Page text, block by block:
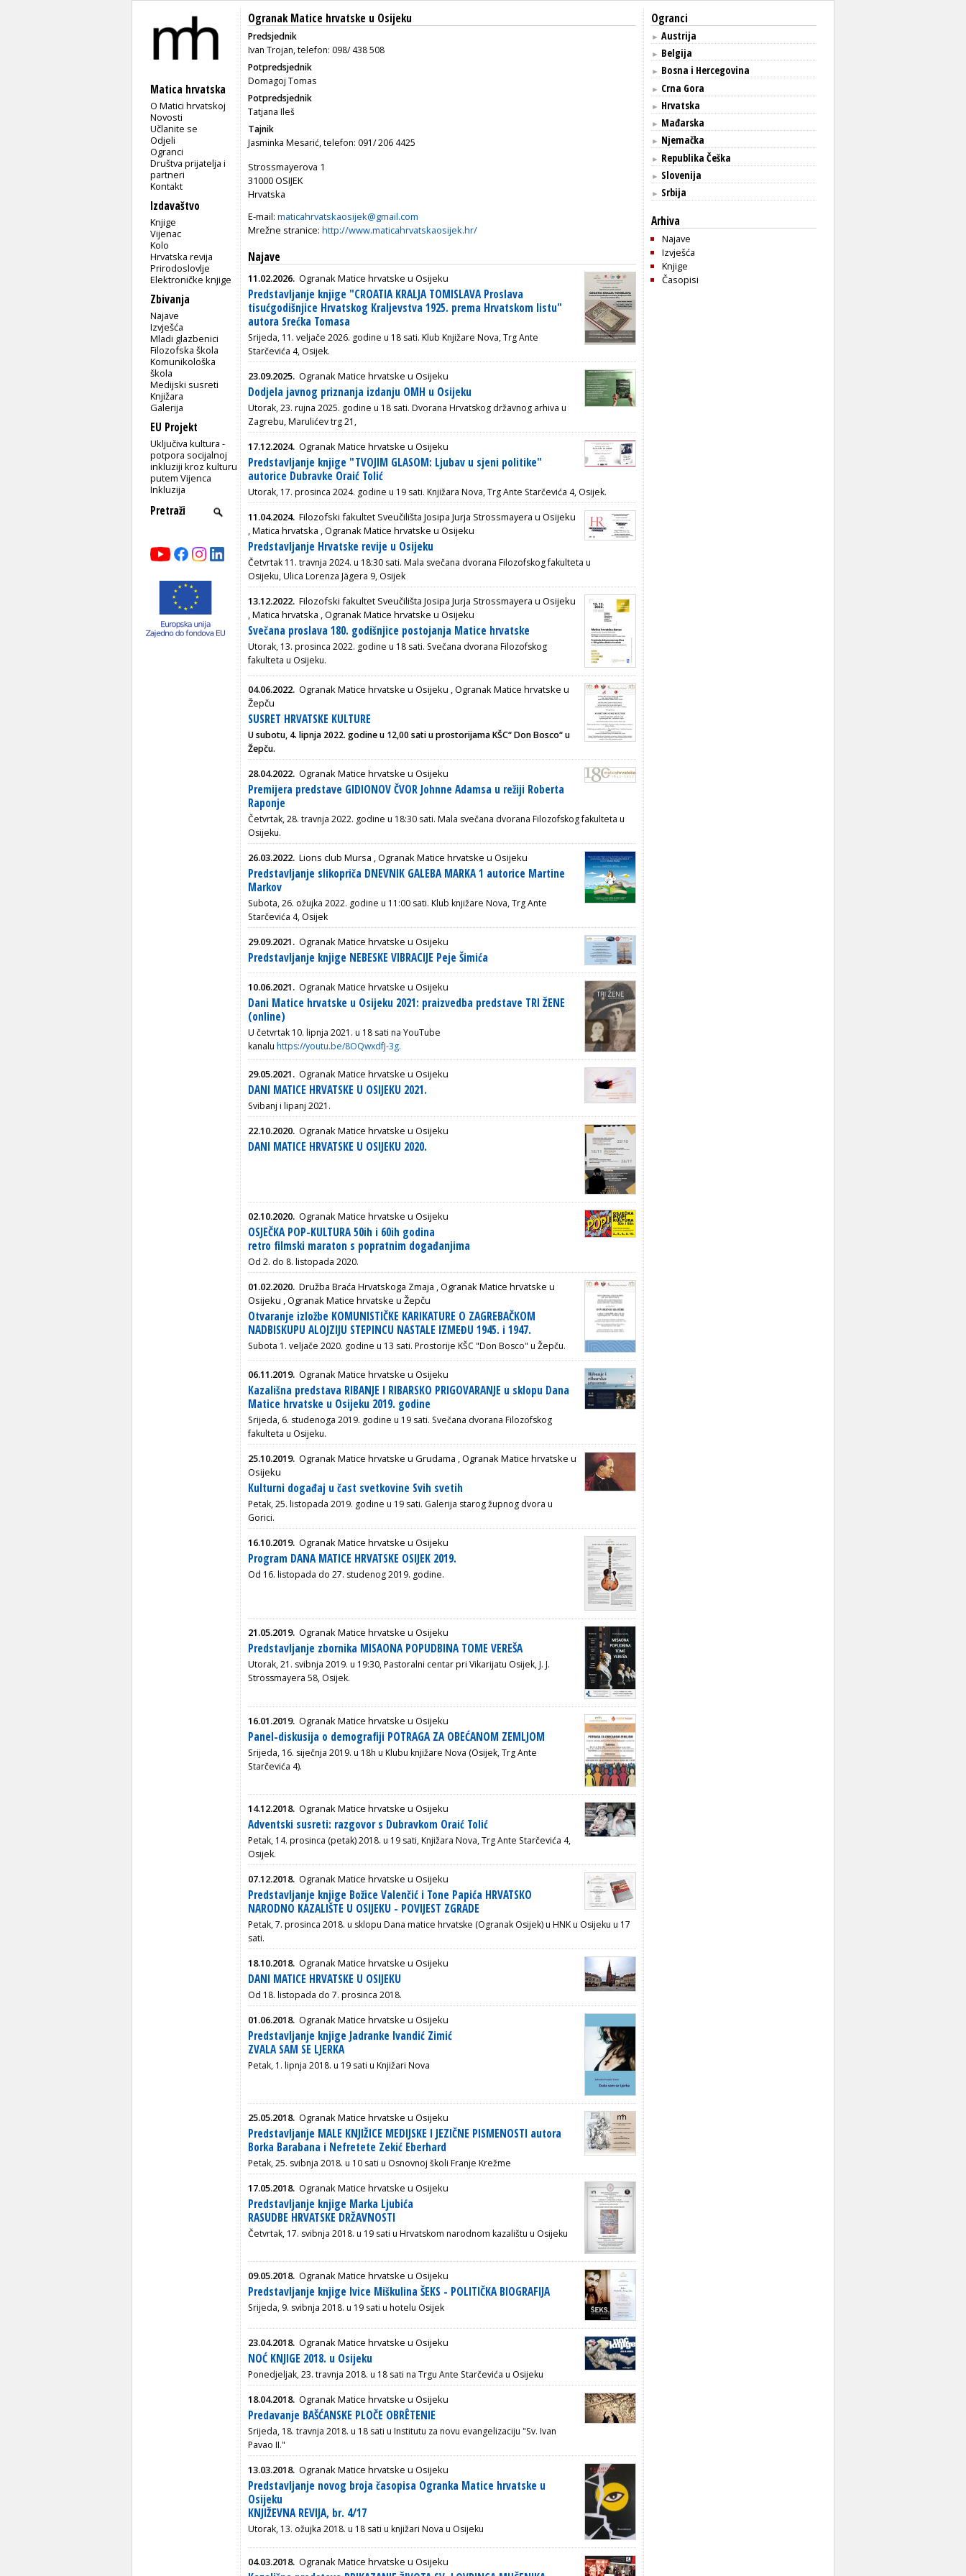
Matica hrvatska
O Matici hrvatskoj
Novosti
Učlanite se
Odjeli
Ogranci
Društva prijatelja i
partneri
Kontakt
Izdavaštvo
Knjige
Vijenac
Kolo
Hrvatska revija
Prirodoslovlje
Elektroničke knjige
Zbivanja
Najave
Izvješća
Mladi glazbenici
Filozofska škola
Komunikološka
škola
Medijski susreti
Knjižara
Galerija
EU Projekt
Uključiva kultura -
potpora socijalnoj
inkluziji kroz kulturu
putem Vijenca
Inkluzija
Ogranak Matice hrvatske u Osijeku
Predsjednik
Ivan Trojan, telefon: 098/ 438 508
Potpredsjednik
Domagoj Tomas
Potpredsjednik
Tatjana Ileš
Tajnik
Jasminka Mesarić, telefon: 091/ 206 4425
Strossmayerova 1
31000 OSIJEK
Hrvatska
E-mail: maticahrvatskaosijek@gmail.com
Mrežne stranice: http://www.maticahrvatskaosijek.hr/
Najave
11.02.2026. Ogranak Matice hrvatske u Osijeku
Predstavljanje knjige "CROATIA KRALJA TOMISLAVA Proslava
tisućgodišnjice Hrvatskog Kraljevstva 1925. prema Hrvatskom listu"
autora Srećka Tomasa
Srijeda, 11. veljače 2026. godine u 18 sati. Klub Knjižare Nova, Trg Ante
Starčevića 4, Osijek.
23.09.2025. Ogranak Matice hrvatske u Osijeku
Dodjela javnog priznanja izdanju OMH u Osijeku
Utorak, 23. rujna 2025. godine u 18 sati. Dvorana Hrvatskog državnog arhiva u
Zagrebu, Marulićev trg 21,
17.12.2024. Ogranak Matice hrvatske u Osijeku
Predstavljanje knjige "TVOJIM GLASOM: Ljubav u sjeni politike"
autorice Dubravke Oraić Tolić
Utorak, 17. prosinca 2024. godine u 19 sati. Knjižara Nova, Trg Ante Starčevića 4, Osijek.
11.04.2024. Filozofski fakultet Sveučilišta Josipa Jurja Strossmayera u Osijeku
, Matica hrvatska ,Ogranak Matice hrvatske u Osijeku
Predstavljanje Hrvatske revije u Osijeku
Četvrtak 11. travnja 2024. u 18:30 sati. Mala svečana dvorana Filozofskog fakulteta u
Osijeku,Ulica Lorenza Jägera 9, Osijek
13.12.2022. Filozofski fakultet Sveučilišta Josipa Jurja Strossmayera u Osijeku
, Matica hrvatska ,Ogranak Matice hrvatske u Osijeku
Svečana proslava 180. godišnjice postojanja Matice hrvatske
Utorak, 13. prosinca 2022. godine u 18 sati. Svečana dvorana Filozofskog
fakulteta u Osijeku.
04.06.2022. Ogranak Matice hrvatske u Osijeku ,Ogranak Matice hrvatske u
Žepču
SUSRET HRVATSKE KULTURE
U subotu, 4. lipnja 2022. godine u 12,00 sati u prostorijama KŠC“ Don Bosco“ u
Žepču.
28.04.2022. Ogranak Matice hrvatske u Osijeku
Premijera predstave GIDIONOV ČVOR Johnne Adamsa u režiji Roberta
Raponje
Četvrtak, 28. travnja 2022. godine u 18:30 sati. Mala svečana dvorana Filozofskog fakulteta u
Osijeku.
26.03.2022. Lions club Mursa ,Ogranak Matice hrvatske u Osijeku
Predstavljanje slikopriča DNEVNIK GALEBA MARKA 1 autorice Martine
Markov
Subota, 26. ožujka 2022. godine u 11:00 sati. Klub knjižare Nova, Trg Ante
Starčevića 4, Osijek
29.09.2021. Ogranak Matice hrvatske u Osijeku
Predstavljanje knjige NEBESKE VIBRACIJE Peje Šimića
10.06.2021. Ogranak Matice hrvatske u Osijeku
Dani Matice hrvatske u Osijeku 2021: praizvedba predstave TRI ŽENE
(online)
U četvrtak 10. lipnja 2021. u 18 sati na YouTube
kanalu https://youtu.be/8OQwxdfJ-3g.
29.05.2021. Ogranak Matice hrvatske u Osijeku
DANI MATICE HRVATSKE U OSIJEKU 2021.
Svibanj i lipanj 2021.
22.10.2020. Ogranak Matice hrvatske u Osijeku
DANI MATICE HRVATSKE U OSIJEKU 2020.
02.10.2020. Ogranak Matice hrvatske u Osijeku
OSJEČKA POP-KULTURA 50ih i 60ih godina
retro filmski maraton s popratnim događanjima
Od 2. do 8. listopada 2020.
01.02.2020. Družba Braća Hrvatskoga Zmaja ,Ogranak Matice hrvatske u
Osijeku ,Ogranak Matice hrvatske u Žepču
Otvaranje izložbe KOMUNISTIČKE KARIKATURE O ZAGREBAČKOM
NADBISKUPU ALOJZIJU STEPINCU NASTALE IZMEĐU 1945. i 1947.
Subota 1. veljače 2020. godine u 13 sati. Prostorije KŠC "Don Bosco" u Žepču.
06.11.2019. Ogranak Matice hrvatske u Osijeku
Kazališna predstava RIBANJE I RIBARSKO PRIGOVARANJE u sklopu Dana
Matice hrvatske u Osijeku 2019. godine
Srijeda, 6. studenoga 2019. godine u 19 sati. Svečana dvorana Filozofskog
fakulteta u Osijeku.
25.10.2019. Ogranak Matice hrvatske u Grudama ,Ogranak Matice hrvatske u
Osijeku
Kulturni događaj u čast svetkovine Svih svetih
Petak, 25. listopada 2019. godine u 19 sati. Galerija starog župnog dvora u
Gorici.
16.10.2019. Ogranak Matice hrvatske u Osijeku
Program DANA MATICE HRVATSKE OSIJEK 2019.
Od 16. listopada do 27. studenog 2019. godine.
21.05.2019. Ogranak Matice hrvatske u Osijeku
Predstavljanje zbornika MISAONA POPUDBINA TOME VEREŠA
Utorak, 21. svibnja 2019. u 19:30,Pastoralni centar pri Vikarijatu Osijek,J. J.
Strossmayera 58, Osijek.
16.01.2019. Ogranak Matice hrvatske u Osijeku
Panel-diskusija o demografiji POTRAGA ZA OBEĆANOM ZEMLJOM
Srijeda, 16. siječnja 2019. u 18h u Klubu knjižare Nova (Osijek, Trg Ante
Starčevića 4).
14.12.2018. Ogranak Matice hrvatske u Osijeku
Adventski susreti: razgovor s Dubravkom Oraić Tolić
Petak, 14. prosinca (petak) 2018. u 19 sati,Knjižara Nova,Trg Ante Starčevića 4,
Osijek.
07.12.2018. Ogranak Matice hrvatske u Osijeku
Predstavljanje knjige Božice Valenčić i Tone Papića HRVATSKO
NARODNO KAZALIŠTE U OSIJEKU - POVIJEST ZGRADE
Petak, 7. prosinca 2018. u sklopu Dana matice hrvatske (Ogranak Osijek) u HNK u Osijeku u 17
sati.
18.10.2018. Ogranak Matice hrvatske u Osijeku
DANI MATICE HRVATSKE U OSIJEKU
Od 18. listopada do 7. prosinca 2018.
01.06.2018. Ogranak Matice hrvatske u Osijeku
Predstavljanje knjige Jadranke Ivandić Zimić
ZVALA SAM SE LJERKA
Petak, 1. lipnja 2018. u 19 sati u Knjižari Nova
25.05.2018. Ogranak Matice hrvatske u Osijeku
Predstavljanje MALE KNJIŽICE MEDIJSKE I JEZIČNE PISMENOSTI autora
Borka Barabana i Nefretete Zekić Eberhard
Petak, 25. svibnja 2018. u 10 sati u Osnovnoj školi Franje Krežme
17.05.2018. Ogranak Matice hrvatske u Osijeku
Predstavljanje knjige Marka Ljubića
RASUDBE HRVATSKE DRŽAVNOSTI
Četvrtak, 17. svibnja 2018. u 19 sati u Hrvatskom narodnom kazalištu u Osijeku
09.05.2018. Ogranak Matice hrvatske u Osijeku
Predstavljanje knjige Ivice Miškulina ŠEKS - POLITIČKA BIOGRAFIJA
Srijeda, 9. svibnja 2018. u 19 sati u hotelu Osijek
23.04.2018. Ogranak Matice hrvatske u Osijeku
NOĆ KNJIGE 2018. u Osijeku
Ponedjeljak, 23. travnja 2018. u 18 sati na Trgu Ante Starčevića u Osijeku
18.04.2018. Ogranak Matice hrvatske u Osijeku
Predavanje BAŠĆANSKE PLOČE OBRÊTENIE
Srijeda, 18. travnja 2018. u 18 sati u Institutu za novu evangelizaciju "Sv. Ivan
Pavao II."
13.03.2018. Ogranak Matice hrvatske u Osijeku
Predstavljanje novog broja časopisa Ogranka Matice hrvatske u
Osijeku
KNJIŽEVNA REVIJA, br. 4/17
Utorak, 13. ožujka 2018. u 18 sati u knjižari Nova u Osijeku
04.03.2018. Ogranak Matice hrvatske u Osijeku
Ogranci
► Austrija
► Belgija
► Bosna i Hercegovina
► Crna Gora
► Hrvatska
► Mađarska
► Njemačka
► Republika Češka
► Slovenija
► Srbija
Arhiva
Najave
Izvješća
Knjige
Časopisi